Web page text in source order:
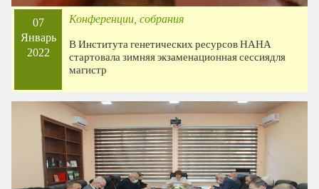
07
Январь
2022
Конференции, собрания
В Института генетических ресурсов НАНА
стартовала зимняя экзаменационная сессиядля
магистр